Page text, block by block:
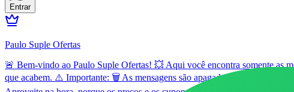
Entrar
Paulo Suple Ofertas
🚨 Bem-vindo ao Paulo Suple Ofertas! 💥 Aqui você encontra somente as
que acabem. ⚠️ Importante: 🗑️ As mensagens são apagadas